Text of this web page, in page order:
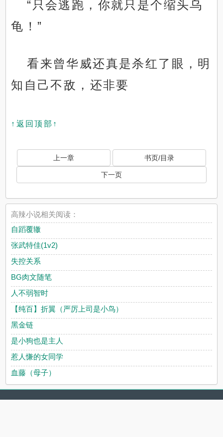
“只会逃跑，你就只是个缩头乌
龟！”
看来曾华威还真是杀红了眼，明
知自己不敌，还非要
↑返回顶部↑
上一章 书页/目录
下一页
高辣小说相关阅读：
自蹈覆辙
张武特佳(1v2)
失控关系
BG肉文随笔
人不弱智时
【纯百】折翼（严厉上司是小鸟）
黑金链
是小狗也是主人
惹人慊的女同学
血藤（母子）